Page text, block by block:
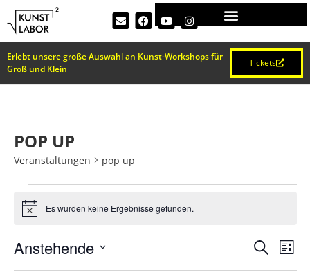
Erlebt unsere große Auswahl an Kunst-Workshops für
Groß und Klein
Tickets
POP UP
Veranstaltungen pop up
HinweisEs wurden keine Ergebnisse gefunden.
SucheListe
Anstehende
wählen.